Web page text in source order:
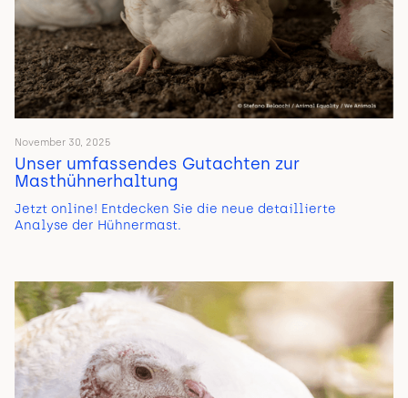
November 30, 2025
Unser umfassendes Gutachten zur
Masthühnerhaltung
Jetzt online! Entdecken Sie die neue detaillierte
Analyse der Hühnermast.